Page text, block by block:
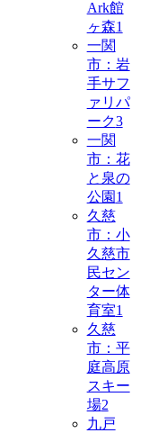
Ark館
ヶ森1
一関
市：岩
手サフ
ァリパ
ーク3
一関
市：花
と泉の
公園 1
久慈
市：小
久慈市
民セン
ター体
育室1
久慈
市：平
庭高原
スキー
場2
九戸